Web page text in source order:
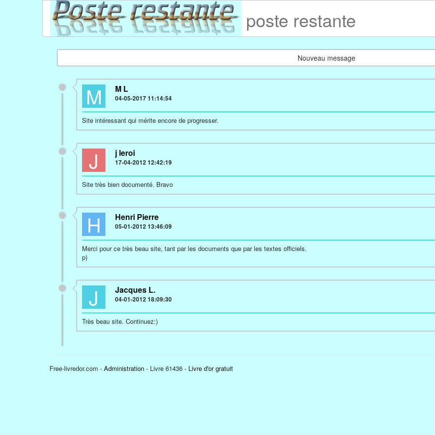
poste restante
Nouveau message
M M L
04-05-2017 11:14:54
Site intéressant qui mérite encore de progresser.
J j leroi
17-04-2012 12:42:19
Site très bien documenté. Bravo
H Henri Pierre
05-01-2012 13:46:09
Merci pour ce très beau site, tant par les documents que par les textes officiels.
p)
J Jacques L.
04-01-2012 18:09:30
Très beau site. Continuez:)
Free-livredor.com - Administration - Livre 61436 - Livre d'or gratuit